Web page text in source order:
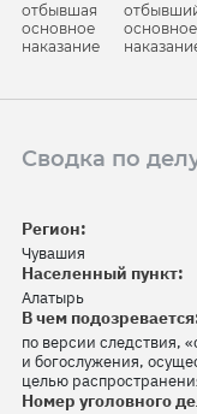
отбывшая
основное
наказание
основное
Сводка по
Регион:
Чувашия
Населенный пункт:
Алатырь
В чем
по версии следствия,
и богослужения,
целью
Номер уголовного